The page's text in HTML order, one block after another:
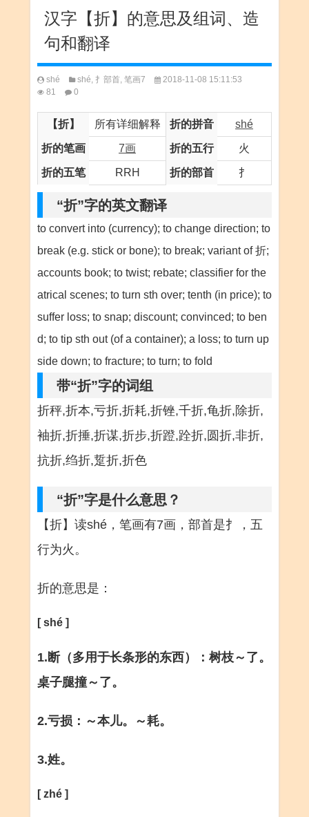
汉字【折】的意思及组词、造
句和翻译
shé shé, 扌部首, 笔画7
2018-11-08 15:11:53
81
0
【折】 所有详细解释 折的拼音 shé
折的笔画 7画 折的五行 火
折的五笔 RRH 折的部首 扌
“折”字的英文翻译
to convert into (currency); to change direction; to
break (e.g. stick or bone); to break; variant of 折;
accounts book; to twist; rebate; classifier for the
atrical scenes; to turn sth over; tenth (in price); to
suffer loss; to snap; discount; convinced; to ben
d; to tip sth out (of a container); a loss; to turn up
side down; to fracture; to turn; to fold
带“折”字的词组
折秤,折本,亏折,折耗,折锉,千折,龟折,除折,
袖折,折捶,折谋,折步,折蹬,跧折,圆折,非折,
抗折,绉折,踅折,折色
“折”字是什么意思？
【折】读shé，笔画有7画，部首是扌，五
行为火。
折的意思是：
[ shé ]
1.断（多用于长条形的东西）：树枝～了。
桌子腿撞～了。
2.亏损：～本儿。～耗。
3.姓。
[ zhé ]